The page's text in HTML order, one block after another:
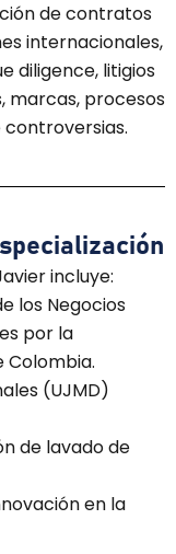
de contratos
internacionales,
diligence, litigios
marcas, procesos
incluye:
los Negocios
por la
Colombia.
(UJMD)
de lavado de
en la